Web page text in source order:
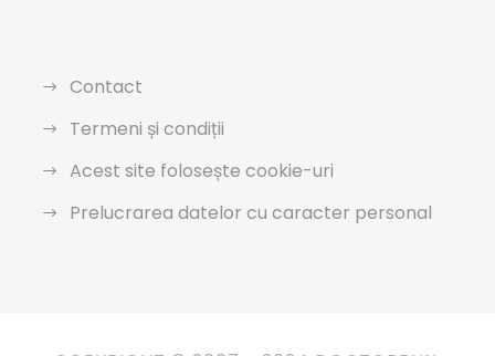
Contact
Termeni și condiții
Acest site folosește cookie-uri
Prelucrarea datelor cu caracter personal